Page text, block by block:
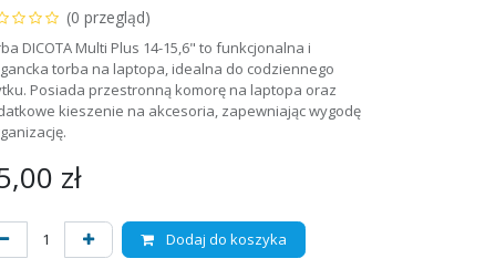
(0 przegląd)
DICOTA Multi Plus 14-15,6" to funkcjonalna i
torba na laptopa, idealna do codziennego
Posiada przestronną komorę na laptopa oraz
kieszenie na akcesoria, zapewniając wygodę
zł
Dodaj do koszyka